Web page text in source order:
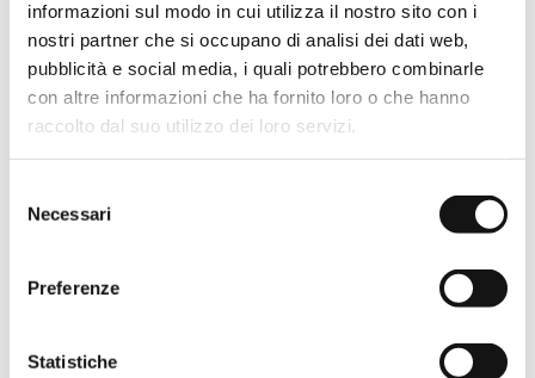
informazioni sul modo in cui utilizza il nostro sito con i
nostri partner che si occupano di analisi dei dati web,
pubblicità e social media, i quali potrebbero combinarle
con altre informazioni che ha fornito loro o che hanno
raccolto dal suo utilizzo dei loro servizi.
delNecessari
Preferenze
Statistiche
principi di cui all’art. 5 GDPR 2016/679, i dati potranno
essere comunicati, esclusivamente per il perseguimento delle
finalità citata nella presente informativa, a:
Aziende appartenenti allo stesso gruppo imprenditoriale;
Soggetti ai quali sia necessario comunicare i dati per
per l’esecuzione di misure pre-contrattuali adottate su
perseguimento delle finalità citate nella presente
Soggetti preposti alla gestione dei crediti quali, ad
esempio, società di factoring, istituti di credito, società di